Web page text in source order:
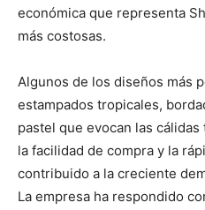
económica que representa
más costosas.
Algunos de los diseños más
estampados tropicales,
pastel que evocan las
la facilidad de compra y la
contribuido a la creciente
La empresa ha respondido